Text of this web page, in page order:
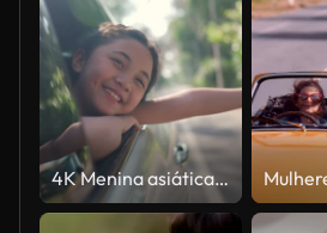
4K Menina asiática feliz aproveite e se divertindo com os pais no carro em férias de viagem.